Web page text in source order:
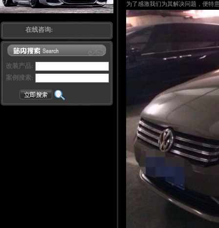
在线咨询:
改装产品:
案例搜索:
为了感激我们为其解决问题，便特